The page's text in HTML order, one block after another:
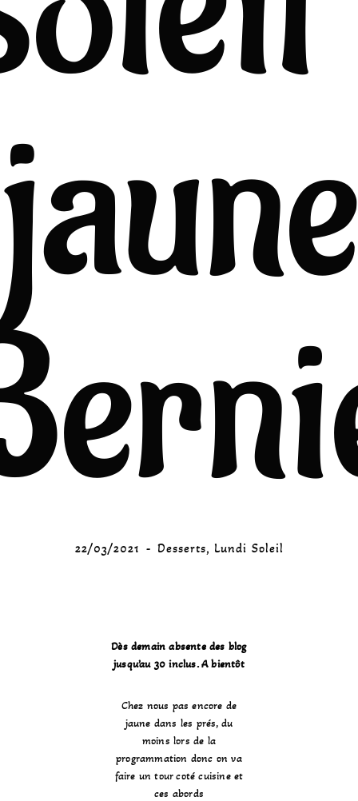
22/03/2021 Desserts, Lundi Soleil
Dès demain absente des blog
jusqu’au 30 inclus. A bientôt
Chez nous pas encore de
jaune dans les prés, du
moins lors de la
programmation donc on va
faire un tour coté cuisine et
ces abords